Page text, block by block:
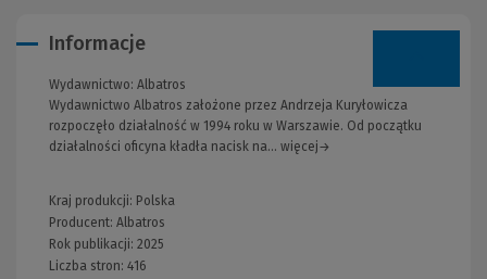
Informacje
Wydawnictwo: Albatros
Wydawnictwo Albatros założone przez Andrzeja Kuryłowicza
rozpoczęło działalność w 1994 roku w Warszawie. Od początku
działalności oficyna kładła nacisk na... więcej→
Kraj produkcji: Polska
Producent: Albatros
Rok publikacji: 2025
Liczba stron: 416